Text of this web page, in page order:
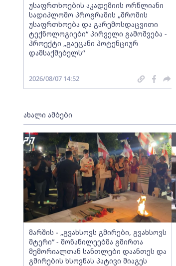
უსაფრთხოების აკადემიის ორწლიანი
სადიპლომო პროგრამის „შრომის
უსაფრთხოება და გარემოსდაცვითი
ტექნოლოგიები“ პირველი გამოშვება -
პროექტი „გაეცანი პოტენციურ
დამსაქმებელს“
2026/08/07 14:52
ახალი ამბები
მარშის - „გვახსოვს გმირები, გვახსოვს
მტერი” - მონაწილეებმა გმირთა
მემორიალთან სანთლები დაანთეს და
გმირების ხსოვნას პატივი მიაგეს